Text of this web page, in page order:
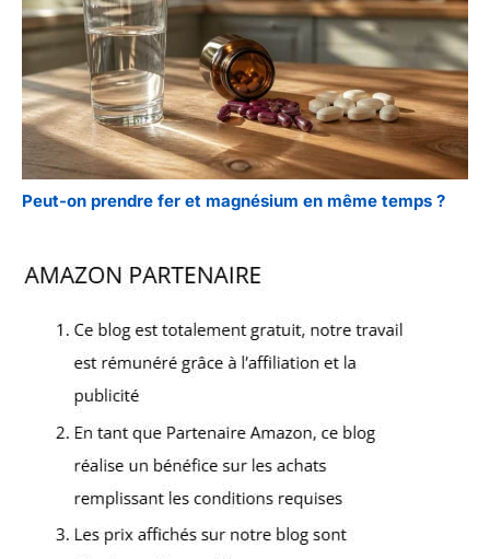
Peut-on prendre fer et magnésium en même temps ?